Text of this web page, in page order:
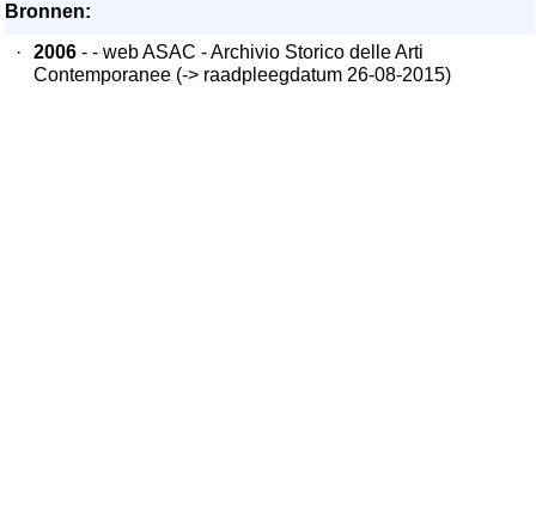
Bronnen:
·
2006 - - web ASAC - Archivio Storico delle Arti
Contemporanee (-> raadpleegdatum 26-08-2015)